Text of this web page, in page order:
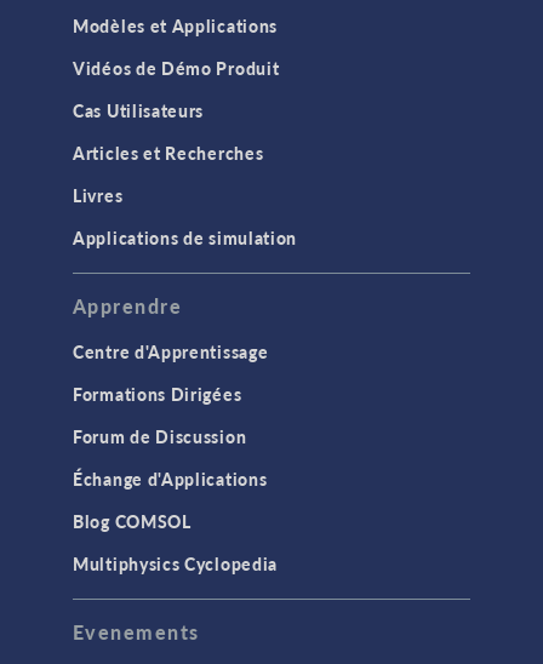
Modèles et Applications
Vidéos de Démo Produit
Cas Utilisateurs
Articles et Recherches
Livres
Applications de simulation
Apprendre
Centre d'Apprentissage
Formations Dirigées
Forum de Discussion
Échange d'Applications
Blog COMSOL
Multiphysics Cyclopedia
Evenements